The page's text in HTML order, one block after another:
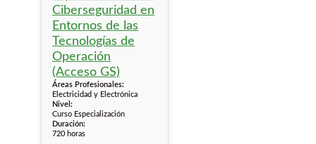
Áreas Profesionales:
Electricidad y Electrónica
Nivel:
Curso Especialización
Duración:
720 horas